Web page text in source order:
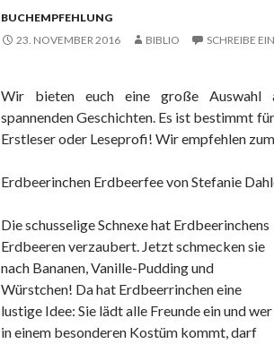
BUCHEMPFEHLUNG
23. NOVEMBER 2016
BIBLIO SCHREIBE
Wir bieten euch eine große Auswahl
spannenden Geschichten. Es ist bestimmt
Erstleser oder Leseprofi! Wir empfehlen
Erdbeerinchen Erdbeerfee von Stefanie
Die schusselige Schnexe hat Erdbeerinchens
Erdbeeren verzaubert. Jetzt schmecken sie
nach Bananen, Vanille-Pudding und
Würstchen! Da hat Erdbeerrinchen eine
lustige Idee: Sie lädt alle Freunde ein und wer
in einem besonderen Kostüm kommt, darf